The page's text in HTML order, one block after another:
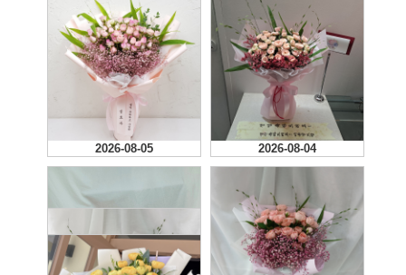
2026-08-05 2026-08-04